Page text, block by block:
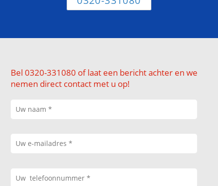
Bel 0320-331080 of laat een bericht achter en we
nemen direct contact met u op!